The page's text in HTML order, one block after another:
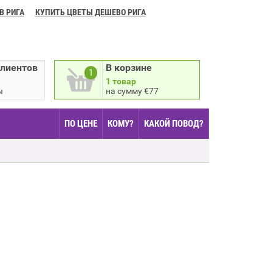
РИГА КУПИТЬ ЦВЕТЫ ДЕШЕВО РИГА
1 В корзине
1 товар
на сумму €77
ПО ЦЕНЕ КОМУ? КАКОЙ ПОВОД?